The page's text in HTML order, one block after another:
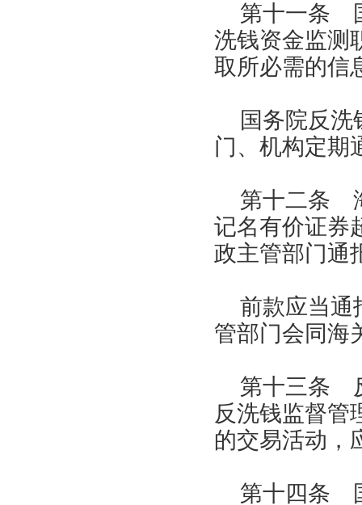
第十一条
洗钱资金监测
取所必需的信
国务院反
门、机构定期
第十二条
记名有价证券
政主管部门通
前款应当通
管部门会同海
第十三条
反洗钱监督管
的交易活动，
第十四条